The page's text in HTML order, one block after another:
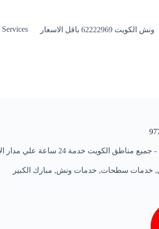
ونش الكويت 62222969 باقل الاسعار Services
, خدمات سطحات, خدمات ونش, مبارك الكبير